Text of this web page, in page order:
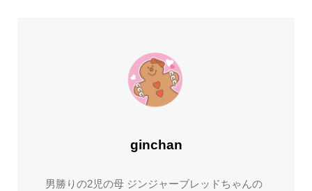
ginchan
男勝りの2児の母 ジンジャーブレッドちゃんの